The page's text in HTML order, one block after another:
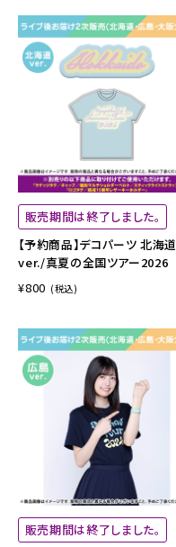
販売期間は終了しました。
【予約商品】デコパーツ 北海道
ver./真夏の全国ツアー2026
¥800 (税込)
販売期間は終了しました。